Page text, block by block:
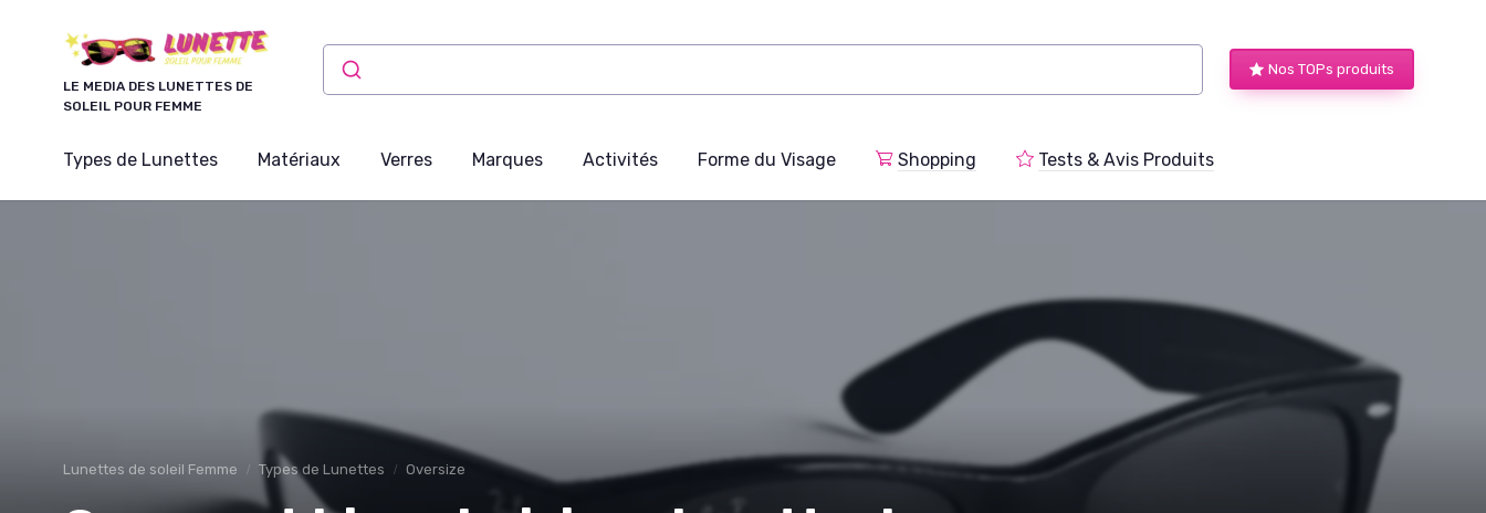
LE MEDIA DES LUNETTES DE
SOLEIL POUR FEMME
Nos TOPs produits
Types de Lunettes Matériaux Verres Marques Activités Forme du Visage Shopping Tests & Avis Produits
Lunettes de soleil Femme Types de Lunettes Oversize